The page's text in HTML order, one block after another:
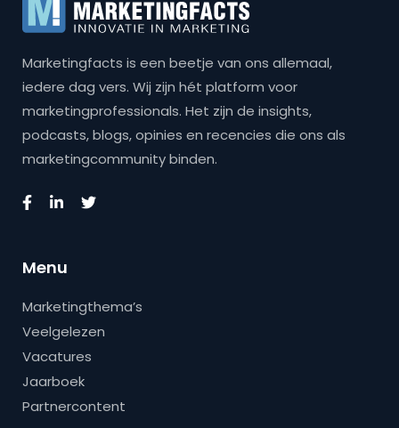
Marketingfacts is een beetje van ons allemaal,
iedere dag vers. Wij zijn hét platform voor
marketingprofessionals. Het zijn de insights,
podcasts, blogs, opinies en recencies die ons als
marketingcommunity binden.
Menu
Marketingthema’s
Veelgelezen
Vacatures
Jaarboek
Partnercontent